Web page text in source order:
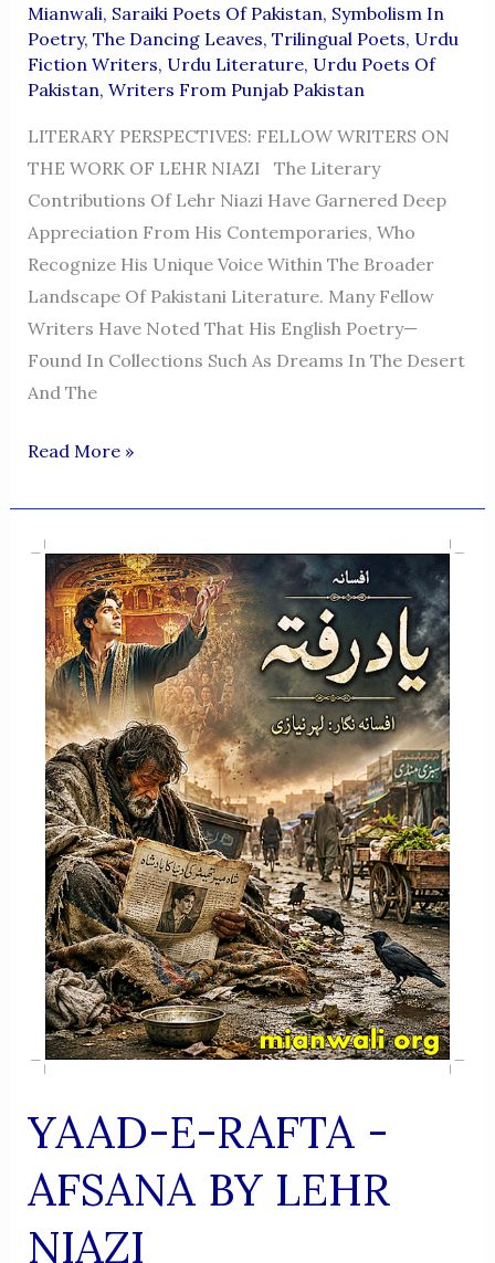
Mianwali, Saraiki Poets Of Pakistan, Symbolism In
Poetry, The Dancing Leaves, Trilingual Poets, Urdu
Fiction Writers, Urdu Literature, Urdu Poets Of
Pakistan, Writers From Punjab Pakistan
LITERARY PERSPECTIVES: FELLOW WRITERS ON
THE WORK OF LEHR NIAZI The Literary
Contributions Of Lehr Niazi Have Garnered Deep
Appreciation From His Contemporaries, Who
Recognize His Unique Voice Within The Broader
Landscape Of Pakistani Literature. Many Fellow
Writers Have Noted That His English Poetry—
Found In Collections Such As Dreams In The Desert
And The
LITERARY
FELLOW
WRITERS
ON
THE
WORK
OF
LEHR
NIAZI
Read More »
YAAD-E-RAFTA -
AFSANA BY LEHR
NIAZI